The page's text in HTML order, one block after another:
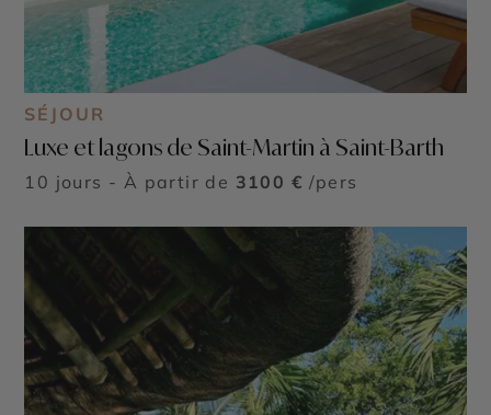
SÉJOUR
Luxe et lagons de Saint-Martin à Saint-Barth
10 jours - À partir de 3100 € /pers